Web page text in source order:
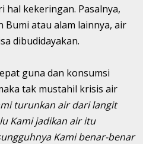
hal kekeringan. Pasalnya,
Bumi atau alam lainnya, air
dibudidayakan.
guna dan konsumsi
tak mustahil krisis air
turunkan air dari langit
Kami jadikan air itu
Kami benar-benar